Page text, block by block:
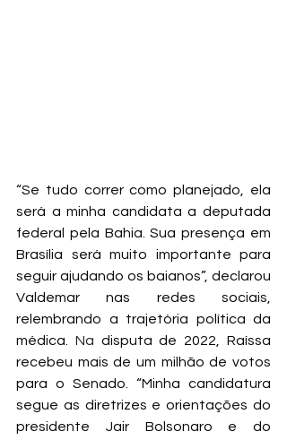
“Se tudo correr como planejado, ela
será a minha candidata a deputada
federal pela Bahia. Sua presença em
Brasília será muito importante para
seguir ajudando os baianos”, declarou
Valdemar nas redes sociais,
relembrando a trajetória política da
médica.
Na disputa de 2022, Raíssa
recebeu mais de um milhão de votos
para o Senado. “Minha candidatura
segue as diretrizes e orientações do
presidente Jair Bolsonaro e do